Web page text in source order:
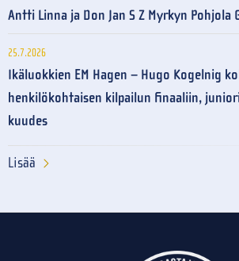
Antti Linna ja Don Jan S Z Myrkyn Pohjola
25.7.2026
Ikäluokkien EM Hagen – Hugo Kogelnig
henkilökohtaisen kilpailun finaaliin,
kuudes
Lisää